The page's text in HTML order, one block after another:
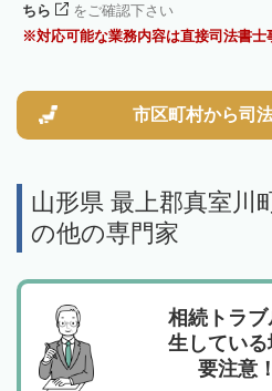
ちら
をご確認下さい
対応可能な業務内容は直接司法書
市区町村から司
山形県 最上郡真室川
の他の専門家
相続トラ
生している
要注意